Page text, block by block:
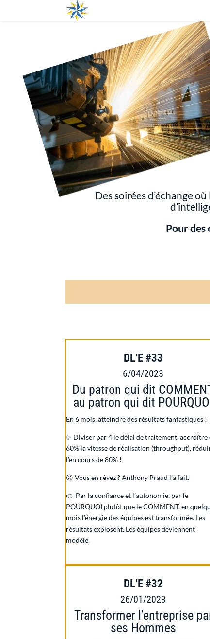
Des soirées d’échange
Pour des
DL’E #33
6/04/2023
Du patron qui dit
au patron qui dit
En 6 mois, atteindre des résultats fantastiques !
✨ Diviser par 4 le délai de traitement, accroître
60% la vitesse de réalisation (throughput),
l’en cours de 80% !
🙃 Vous en rêvez ? Anthony Praud l’a fait.
👉 Par la confiance et l’autonomie, par le
POURQUOI plutôt que le COMMENT, en
mois l’énergie des équipes est transformée. Les
résultats explosent. Les équipes deviennent
modèle.
DL’E #32
26/01/2023
Transformer l’entreprise
ses Hommes